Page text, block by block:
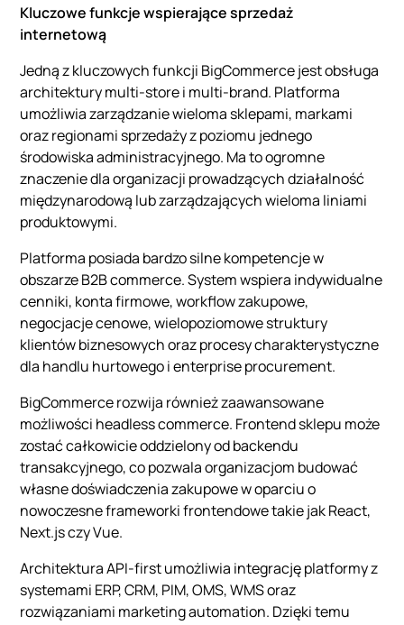
Kluczowe funkcje wspierające sprzedaż
internetową
Jedną z kluczowych funkcji BigCommerce jest obsługa
architektury multi-store i multi-brand. Platforma
umożliwia zarządzanie wieloma sklepami, markami
oraz regionami sprzedaży z poziomu jednego
środowiska administracyjnego. Ma to ogromne
znaczenie dla organizacji prowadzących działalność
międzynarodową lub zarządzających wieloma liniami
produktowymi.
Platforma posiada bardzo silne kompetencje w
obszarze B2B commerce. System wspiera indywidualne
cenniki, konta firmowe, workflow zakupowe,
negocjacje cenowe, wielopoziomowe struktury
klientów biznesowych oraz procesy charakterystyczne
dla handlu hurtowego i enterprise procurement.
BigCommerce rozwija również zaawansowane
możliwości headless commerce. Frontend sklepu może
zostać całkowicie oddzielony od backendu
transakcyjnego, co pozwala organizacjom budować
własne doświadczenia zakupowe w oparciu o
nowoczesne frameworki frontendowe takie jak React,
Next.js czy Vue.
Architektura API-first umożliwia integrację platformy z
systemami ERP, CRM, PIM, OMS, WMS oraz
rozwiązaniami marketing automation. Dzięki temu